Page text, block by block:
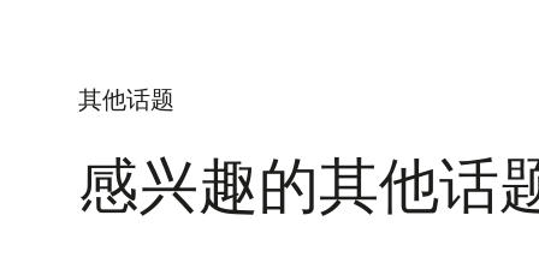
其他话题
感兴趣的其他话